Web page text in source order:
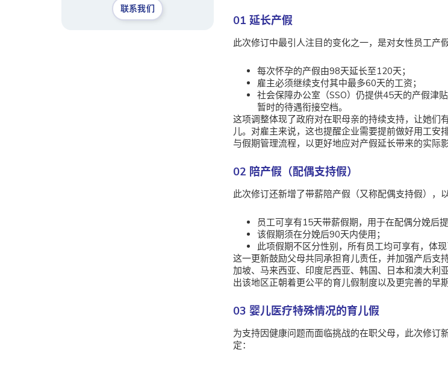
联系我们
01 延长产假
此次修订中最引人注目的变化之一，是对女性员工产
每次怀孕的产假由98天延长至120天；
雇主必须继续支付其中最多60天的工资；
社会保障办公室（SSO）仍提供45天的产假津
暂时的待遇衔接空档。
这项调整体现了政府对在职母亲的持续支持，让她们
儿。对雇主来说，这也提醒企业需要提前做好用工安
与假期管理流程，以更好地应对产假延长带来的实际
02 陪产假（配偶支持假）
此次修订还新增了带薪陪产假（又称配偶支持假），
员工可享有15天带薪假期，用于在配偶分娩后提
该假期须在分娩后90天内使用；
此项假期不区分性别，所有员工均可享有，体
这一更新鼓励父母共同承担育儿责任，并加强产后支
加坡、马来西亚、印度尼西亚、韩国、日本和澳大利
出该地区正朝着更公平的育儿假制度以及更完善的早
03 婴儿医疗特殊情况的育儿假
为支持因健康问题而面临挑战的在职父母，此次修订
定：